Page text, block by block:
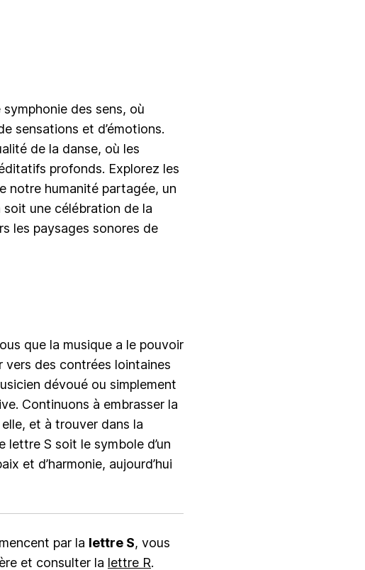
des sens, où
sensations et d’émotions.
de la danse, où les
profonds. Explorez les
notre humanité partagée, un
une célébration de la
les paysages sonores de
que la musique a le pouvoir
vers des contrées lointaines
dévoué ou simplement
Continuons à embrasser la
et à trouver dans la
S soit le symbole d’un
et d’harmonie, aujourd’hui
par la lettre S, vous
et consulter la lettre R.